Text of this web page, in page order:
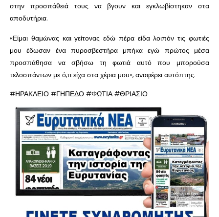
στην προσπάθειά τους να βγουν και εγκλωβίστηκαν στα
αποδυτήρια.
«Είμαι θαμώνας και γείτονας εδώ πέρα είδα λοιπόν τις φωτιές
μου έδωσαν ένα πυροσβεστήρα μπήκα εγώ πρώτος μέσα
προσπάθησα να σβήσω τη φωτιά αυτό που μπορούσα
τελοσπάντων με ό,τι είχα στα χέρια μου», αναφέρει αυτόπτης.
#ΗΡΑΚΛΕΙΟ #ΓΗΠΕΔΟ #ΦΩΤΙΑ #ΘΡΙΑΣΙΟ